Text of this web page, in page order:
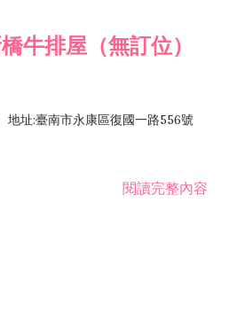
牛排屋（無訂位）
地址:臺南市永康區復國一路556號
閱讀完整內容